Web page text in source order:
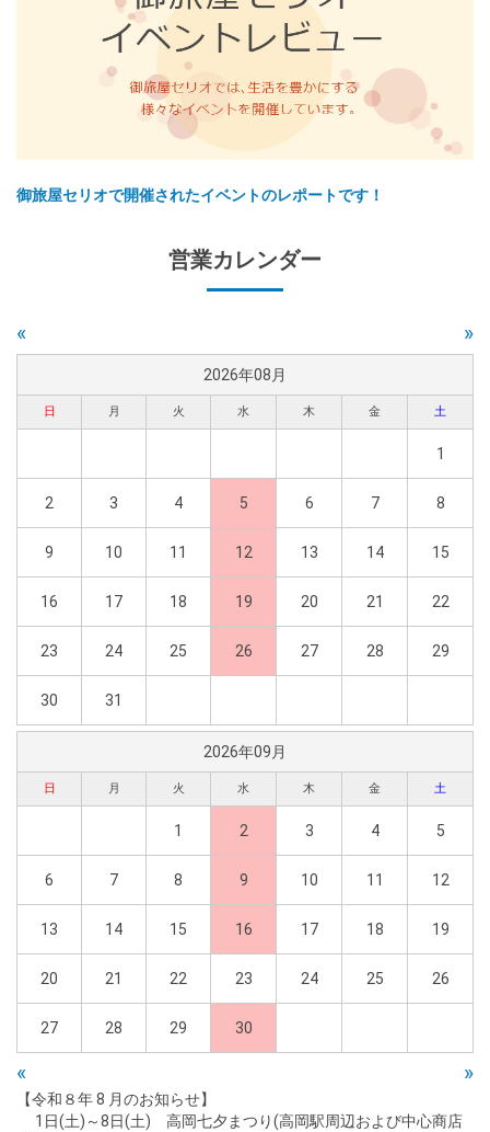
御旅屋セリオで開催されたイベントのレポートです！
営業カレンダー
« »
2026年08月
日 月 火 水 木 金 土
1
2 3 4 5 6 7 8
9 10 11 12 13 14 15
16 17 18 19 20 21 22
23 24 25 26 27 28 29
30 31
2026年09月
日 月 火 水 木 金 土
1 2 3 4 5
6 7 8 9 10 11 12
13 14 15 16 17 18 19
20 21 22 23 24 25 26
27 28 29 30
« »
【令和８年 8 月のお知らせ】
1日(土)～8日(土) 高岡七夕まつり(高岡駅周辺および中心商店